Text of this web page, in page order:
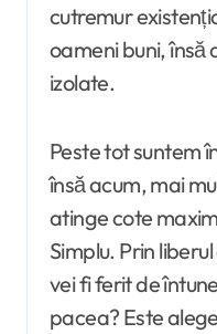
cutremur
oameni buni, însă
izolate.
Peste tot suntem
însă acum, mai
atinge cote
Simplu. Prin
vei fi ferit de
pacea? Este